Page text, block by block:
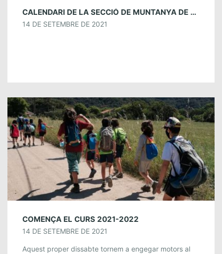
CALENDARI DE LA SECCIÓ DE MUNTANYA DE TARDOR 2021
14 DE SETEMBRE DE 2021
COMENÇA EL CURS 2021-2022
14 DE SETEMBRE DE 2021
Aquest proper dissabte tornem a engegar motors al